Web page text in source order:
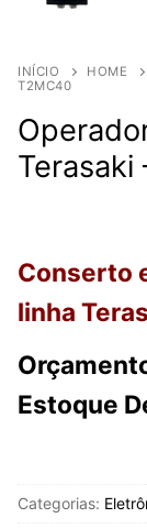
INÍCIO HOME
T2MC40
Terasaki
Conserto
linha
Estoque
Categorias: